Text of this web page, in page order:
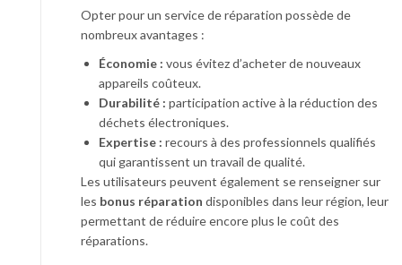
Opter pour un service de réparation possède de
nombreux avantages :
Économie : vous évitez d’acheter de nouveaux
appareils coûteux.
Durabilité : participation active à la réduction des
déchets électroniques.
Expertise : recours à des professionnels qualifiés
qui garantissent un travail de qualité.
Les utilisateurs peuvent également se renseigner sur
les bonus réparation disponibles dans leur région, leur
permettant de réduire encore plus le coût des
réparations.